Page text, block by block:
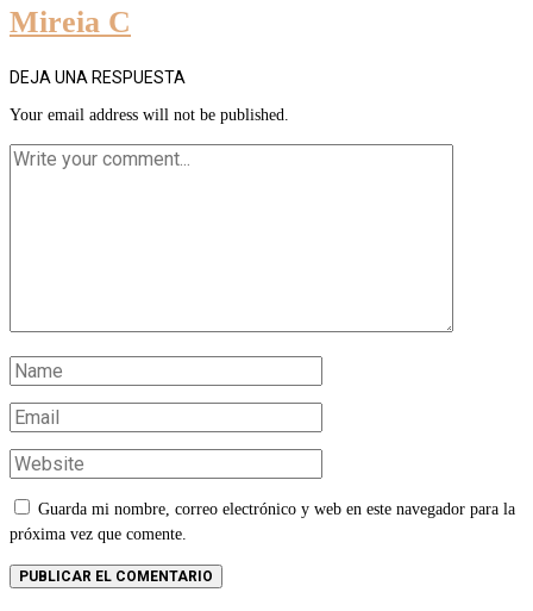
Mireia C
DEJA UNA RESPUESTA
Your email address will not be published.
Guarda mi nombre, correo electrónico y web en este navegador para la
próxima vez que comente.